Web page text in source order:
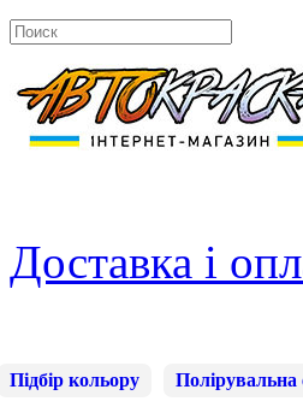
Доставка і
Підбір кольору Полірувальна